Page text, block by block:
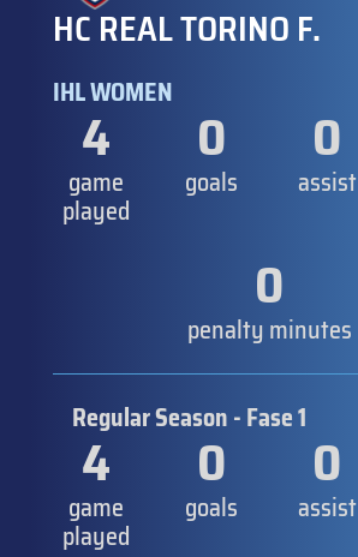
HC REAL TORINO F.
IHL WOMEN
4
game
played
0
goals
0
assist
0
penalty minutes
Regular Season - Fase 1
4
game
played
0
goals
0
assist